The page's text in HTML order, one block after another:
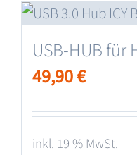
USB-HUB für
49,90€
inkl. 19 % MwSt.